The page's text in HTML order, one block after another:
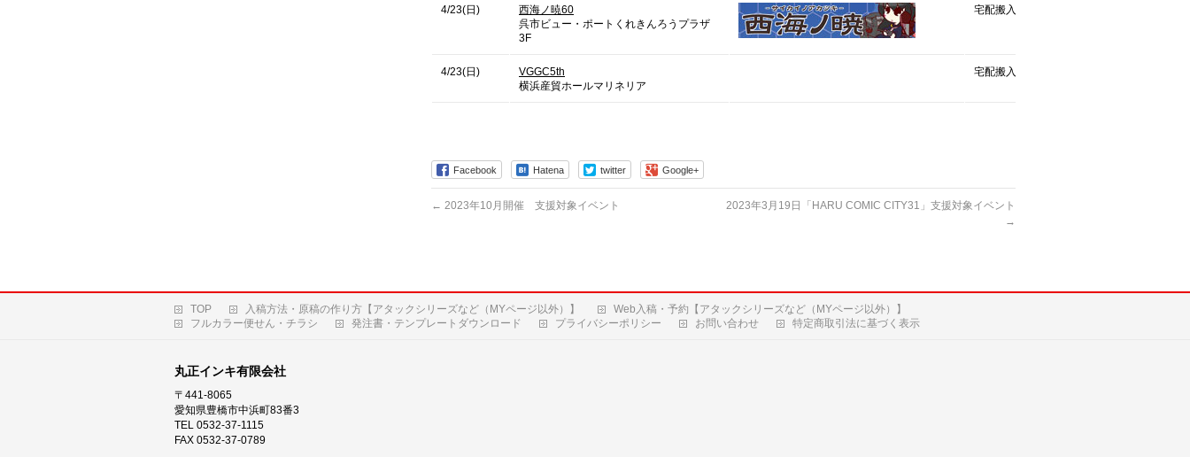
4/23(日)
西海ノ暁60
呉市ビュー・ポートくれきんろうプラザ
3F
宅配搬入
4/23(日)
VGGC5th
横浜産貿ホールマリネリア
宅配搬入
Facebook Hatena twitter Google+
← 2023年10月開催 支援対象イベント
2023年3月19日「HARU COMIC CITY31」支援対象イベント
→
TOP 入稿方法・原稿の作り方【アタックシリーズなど（MYページ以外）】
Web入稿・予約【アタックシリーズなど（MYページ以外）】
フルカラー便せん・チラシ
発注書・テンプレートダウンロード プライバシーポリシー お問い合わせ 特定商取引法に基づく表示
丸正インキ有限会社
〒441-8065
愛知県豊橋市中浜町83番3
TEL 0532-37-1115
FAX 0532-37-0789